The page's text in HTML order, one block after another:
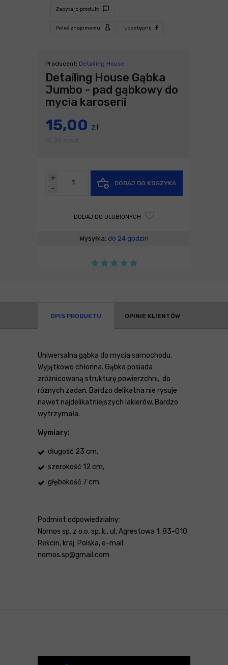
Zapytaj o produkt
Poleć znajomemu Udostępnij
Producent: Detailing House
Detailing House Gąbka
Jumbo - pad gąbkowy do
mycia karoserii
15,00 zł
-
+
DODAJ DO KOSZYKA
DODAJ DO ULUBIONYCH
Wysyłka: do 24 godzin
OPIS PRODUKTU OPINIE KLIENTÓW
Uniwersalna gąbka do mycia samochodu.
Wyjątkowo chłonna. Gąbka posiada
zróżnicowaną strukturę powierzchni, do
różnych zadań. Bardzo delikatna nie rysuje
nawet najdelikatniejszych lakierów. Bardzo
wytrzymała.
Wymiary:
długość 23 cm,
szerokość 12 cm,
głębokość 7 cm.
Podmiot odpowiedzialny:
Nomos sp. z o.o. sp. k., ul. Agrestowa 1, 83-010
Rekcin, kraj: Polska, e-mail:
nomos.sp@gmail.com